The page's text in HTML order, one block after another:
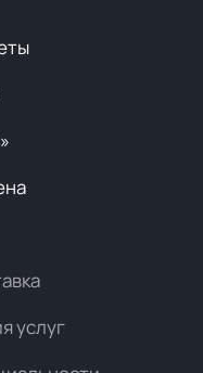
услуг